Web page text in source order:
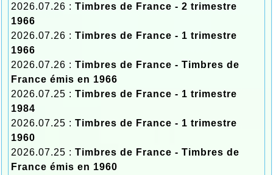
2026.07.26 : Timbres de France - 2 trimestre
1966
2026.07.26 : Timbres de France - 1 trimestre
1966
2026.07.26 : Timbres de France - Timbres de
France émis en 1966
2026.07.25 : Timbres de France - 1 trimestre
1984
2026.07.25 : Timbres de France - 1 trimestre
1960
2026.07.25 : Timbres de France - Timbres de
France émis en 1960